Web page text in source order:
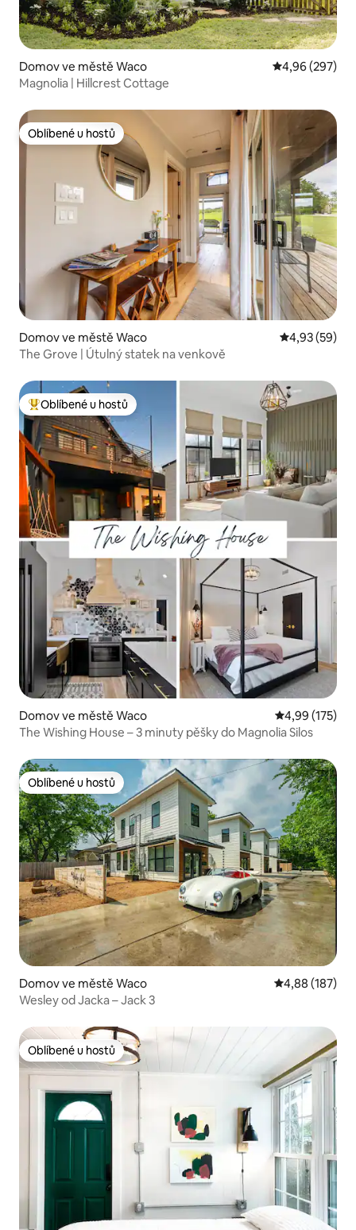
Domov ve městě Waco Průměrné
4,96 (297)
Magnolia | Hillcrest Cottage
Oblíbené u hostů
Oblíbené u hostů
Domov ve městě Waco Průměrné
4,93 (59)
The Grove | Útulný statek na venkově
Nejlepší v kategorii Oblíbené u hostů
Oblíbené u hostů
Domov ve městě Waco Průměrné
4,99 (175)
The Wishing House – 3 minuty pěšky do Magnolia Silos
Oblíbené u hostů
Oblíbené u hostů
Domov ve městě Waco Průměrné
4,88 (187)
Wesley od Jacka – Jack 3
Oblíbené u hostů
Oblíbené u hostů